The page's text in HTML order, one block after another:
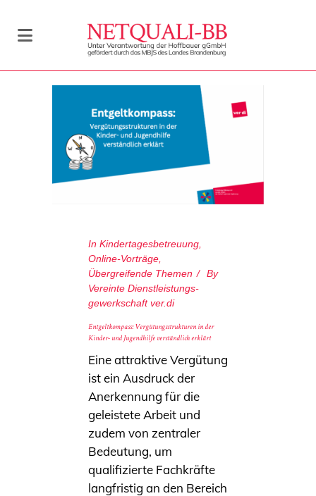
In Kindertagesbetreuung
Online-Vorträge
Übergreifende Themen
By
Vereinte Dienstleistungs­
gewerkschaft ver.di
Entgeltkompass: Vergütungsstrukturen in der
Kinder- und Jugendhilfe verständlich erklärt
Eine attraktive Vergütung
ist ein Ausdruck der
Anerkennung für die
geleistete Arbeit und
zudem von zentraler
Bedeutung, um
qualifizierte Fachkräfte
langfristig an den Bereich